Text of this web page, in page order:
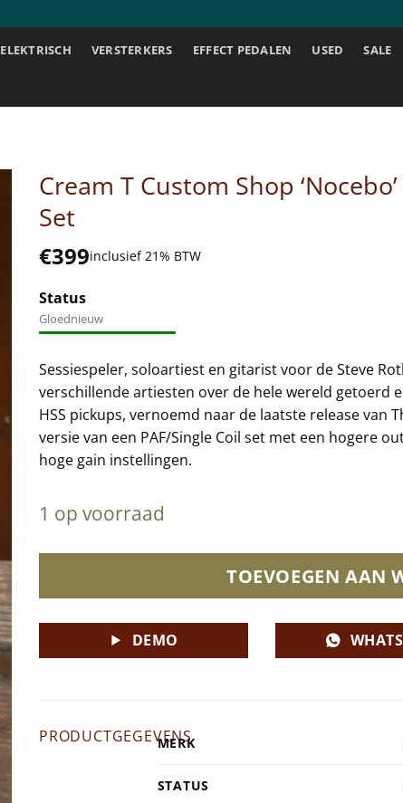
ELEKTRISCH VERSTERKERS EFFECT PEDALEN USED SALE
Cream T Custom Shop
Set
€399inclusief 21% BTW
Status
Gloednieuw
Sessiespeler, soloartiest en gitarist voor de Steve
verschillende artiesten over de hele wereld getoerd
HSS pickups, vernoemd naar de laatste release van
versie van een PAF/Single Coil set met een hogere
hoge gain instellingen.
1 op voorraad
TOEVOEGEN AAN
DEMO
PRODUCTGEGEVENS
MERK
STATUS